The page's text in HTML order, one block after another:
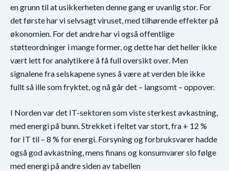
en grunn til at usikkerheten denne gang er uvanlig stor. For
det første har vi selvsagt viruset, med tilhørende effekter på
økonomien. For det andre har vi også offentlige
støtteordninger i mange former, og dette har det heller ikke
vært lett for analytikere å få full oversikt over. Men
signalene fra selskapene synes å være at verden ble ikke
fullt så ille som fryktet, og nå går det – langsomt – oppover.
I Norden var det IT-sektoren som viste sterkest avkastning,
med energi på bunn. Strekket i feltet var stort, fra + 12 %
for IT til – 8 % for energi. Forsyning og forbruksvarer hadde
også god avkastning, mens finans og konsumvarer slo følge
med energi på andre siden av tabellen